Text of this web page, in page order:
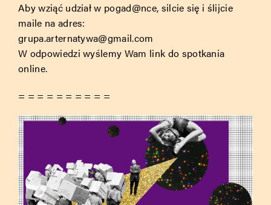
Aby wziąć udział w pogad@nce, silcie się i ślijcie
maile na adres:
grupa.arternatywa@gmail.com
W odpowiedzi wyślemy Wam link do spotkania
online.
= = = = = = = = = =